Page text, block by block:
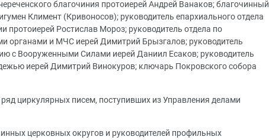
благочиния протоиерей Андрей Ванаков; благочинный
Климент (Кривоносов); руководитель епархиального отдела
протоиерей Ростислав Мороз; руководитель отдела по
органами и МЧС иерей Димитрий Брызгалов; руководитель
с Вооруженными Силами иерей Даниил Есаков; руководитель
иерей Димитрий Винокуров; ключарь Покровского собора
циркулярных писем, поступивших из Управления делами
церковных округов и руководителей профильных